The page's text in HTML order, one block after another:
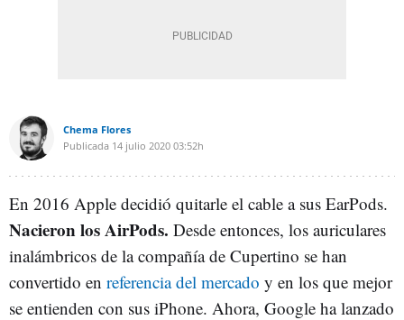
Chema Flores
Publicada 14 julio 2020 03:52h
En 2016 Apple decidió quitarle el cable a sus EarPods.
Nacieron los AirPods. Desde entonces, los auriculares
inalámbricos de la compañía de Cupertino se han
convertido en referencia del mercado y en los que mejor
se entienden con sus iPhone. Ahora, Google ha lanzado